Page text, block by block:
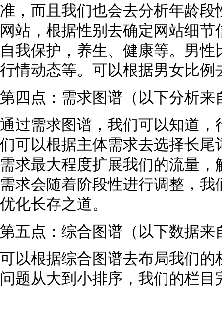
准，而且我们也会去分析年龄
网站，根据性别去确定网站细
自我保护，养生、健康等。男
行情动态等。可以根据男女比
第四点：需求图谱（以下分析来
通过需求图谱，我们可以知道
们可以根据主体需求去选择长
需求最大程度扩展我们的流量
需求会随着阶段性进行调整，
优化长存之道。
第五点：综合图谱（以下数据来
可以根据综合图谱去布局我们
问题从大到小排序，我们的栏